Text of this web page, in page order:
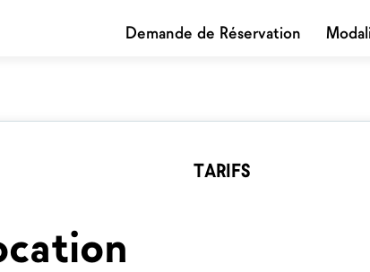
Demande de Réservation
TARIFS